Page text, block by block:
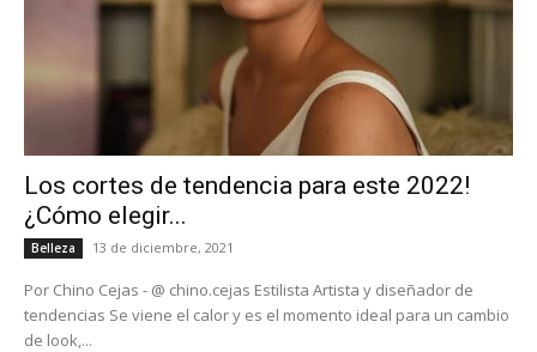
Los cortes de tendencia para este 2022!
¿Cómo elegir...
Belleza 13 de diciembre, 2021
Por Chino Cejas - @ chino.cejas Estilista Artista y diseñador de
tendencias Se viene el calor y es el momento ideal para un cambio
de look,...